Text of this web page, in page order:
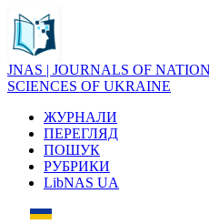
JNAS | JOURNALS OF
SCIENCES OF UKRAINE
ЖУРНАЛИ
ПЕРЕГЛЯД
ПОШУК
РУБРИКИ
LibNAS UA